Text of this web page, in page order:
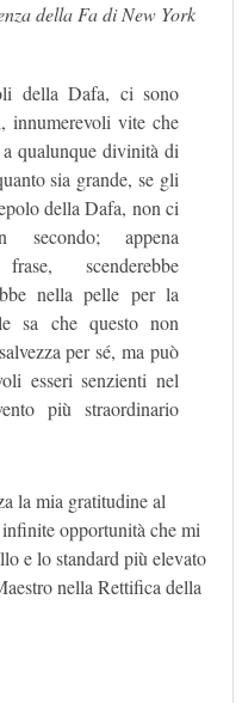
della Fa di New York
della Dafa, ci sono
innumerevoli vite che
qualunque divinità di
sia grande, se gli
della Dafa, non ci
secondo; appena
scenderebbe
nella pelle per la
sa che questo non
per sé, ma può
esseri senzienti nel
più straordinario
la mia gratitudine al
opportunità che mi
e lo standard più elevato
nella Rettifica della